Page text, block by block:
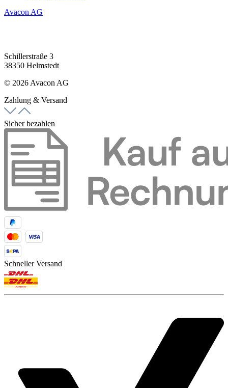
Avacon AG
Schillerstraße 3
38350 Helmstedt
© 2026 Avacon AG
Zahlung & Versand
Sicher bezahlen
Schneller Versand